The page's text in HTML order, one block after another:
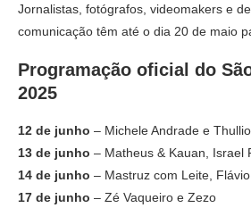
Jornalistas, fotógrafos, videomakers e
comunicação têm até o dia 20 de maio
Programação oficial do
2025
12 de junho – Michele Andrade e
13 de junho – Matheus & Kauan, Israel
14 de junho – Mastruz com Leite,
17 de junho – Zé Vaqueiro e Zezo